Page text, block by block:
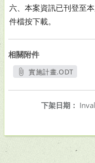
六、本案資訊已刊登至
件檔按下載。
相關附件
實施計畫.ODT
下架日期：